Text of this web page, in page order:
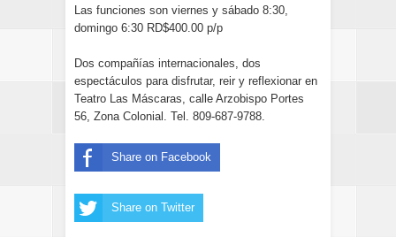
Las funciones son viernes y sábado 8:30,
domingo 6:30 RD$400.00 p/p
Dos compañías internacionales, dos
espectáculos para disfrutar, reir y reflexionar en
Teatro Las Máscaras, calle Arzobispo Portes
56, Zona Colonial. Tel. 809-687-9788.
Share on Facebook
Share on Twitter